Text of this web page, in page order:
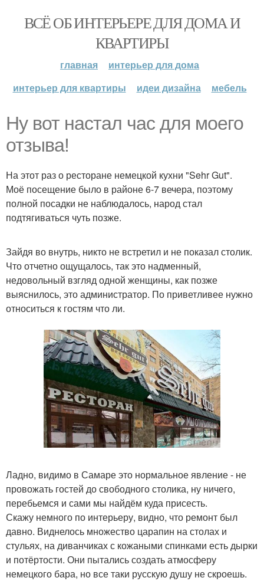
ВСЁ ОБ ИНТЕРЬЕРЕ ДЛЯ ДОМА И
КВАРТИРЫ
главная
интерьер для дома
интерьер для квартиры
идеи дизайна мебель
Ну вот настал час для моего
отзыва!
На этот раз о ресторане немецкой кухни "Sehr Gut".
Моё посещение было в районе 6-7 вечера, поэтому
полной посадки не наблюдалось, народ стал
подтягиваться чуть позже.
Зайдя во внутрь, никто не встретил и не показал столик.
Что отчетно ощущалось, так это надменный,
недовольный взгляд одной женщины, как позже
выяснилось, это администратор. По приветливее нужно
относиться к гостям что ли.
Ладно, видимо в Самаре это нормальное явление - не
провожать гостей до свободного столика, ну ничего,
перебьемся и сами мы найдём куда присесть.
Скажу немного по интерьеру, видно, что ремонт был
давно. Виднелось множество царапин на столах и
стульях, на диванчиках с кожаными спинками есть дырки
и потёртости. Они пытались создать атмосферу
немецкого бара, но все таки русскую душу не скроешь.